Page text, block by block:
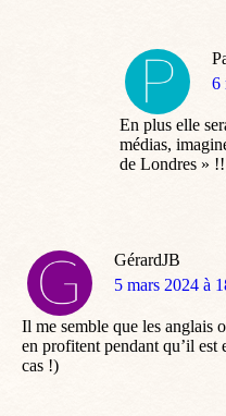
6
En plus elle
médias,
de Londres »
GérardJB
dit
5 mars 2024 à
Il me semble que les anglais
en profitent pendant qu’il est
cas !)